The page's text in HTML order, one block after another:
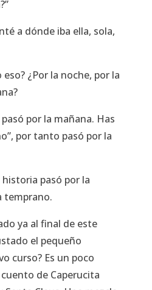
a dónde iba ella, sola,
¿Por la noche, por la
por la mañana. Has
por tanto pasó por la
historia pasó por la
temprano.
ya al final de este
el pequeño
curso? Es un poco
de Caperucita